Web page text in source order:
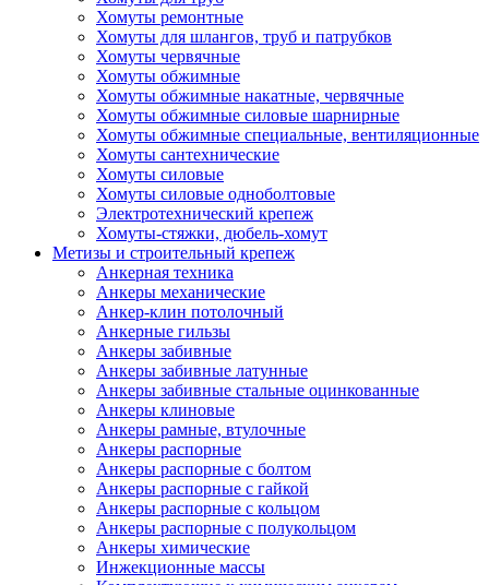
Хомуты ремонтные
Хомуты для шлангов, труб и патрубков
Хомуты червячные
Хомуты обжимные
Хомуты обжимные накатные, червячные
Хомуты обжимные силовые шарнирные
Хомуты обжимные специальные, вентиляционные
Хомуты сантехнические
Хомуты силовые
Хомуты силовые одноболтовые
Электротехнический крепеж
Хомуты-стяжки, дюбель-хомут
Метизы и строительный крепеж
Анкерная техника
Анкеры механические
Анкер-клин потолочный
Анкерные гильзы
Анкеры забивные
Анкеры забивные латунные
Анкеры забивные стальные оцинкованные
Анкеры клиновые
Анкеры рамные, втулочные
Анкеры распорные
Анкеры распорные с болтом
Анкеры распорные с гайкой
Анкеры распорные с кольцом
Анкеры распорные с полукольцом
Анкеры химические
Инжекционные массы